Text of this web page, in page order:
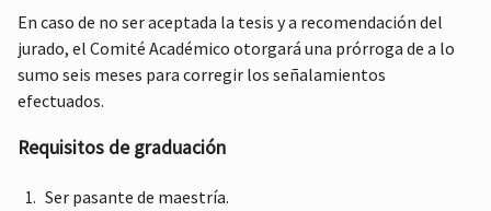
En caso de no ser aceptada la tesis y a recomendación del
jurado, el Comité Académico otorgará una prórroga de a lo
sumo seis meses para corregir los señalamientos
efectuados.
Requisitos de graduación
Ser pasante de maestría.